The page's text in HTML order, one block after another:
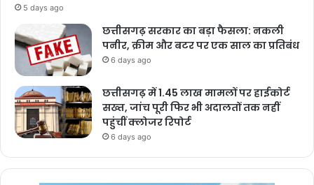
5 days ago
छत्तीसगढ़ सरकार का बड़ा फैसला: नकली
पनीर, क्रीम और बटर पर एक साल का प्रतिबंध
6 days ago
छत्तीसगढ़ में 1.45 लाख मामलों पर हाईकोर्ट
सख्त, जांच पूरी फिर भी अदालतों तक नहीं
पहुंचीं क्लोजर रिपोर्ट
6 days ago